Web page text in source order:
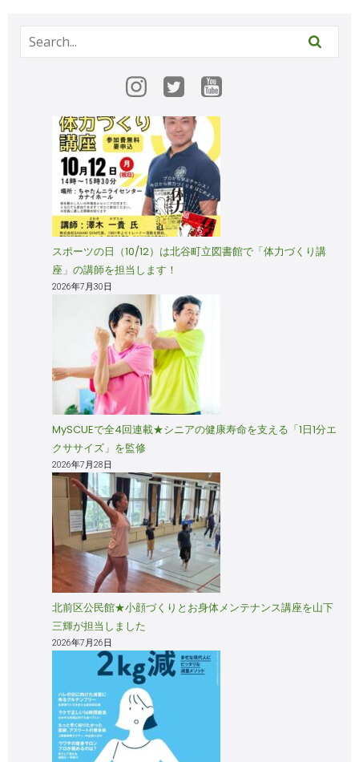
スポーツの日（10/12）は北谷町立図書館で「体力づくり講
座」の講師を担当します！
2026年7月30日
MySCUEで全4回連載★シニアの健康寿命を支える「1日1分エ
クササイズ」を監修
2026年7月28日
北前区公民館★小顔づくりとお身体メンテナンス講座を山下
三輝が担当しました
2026年7月26日